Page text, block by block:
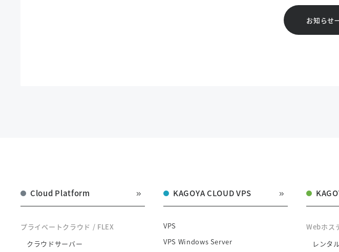
お知らせ
Cloud Platform
プライベートクラウド / FLEX
クラウドサーバー
KAGOYA CLOUD VPS
VPS
VPS Windows Server
Webホス
レンタ